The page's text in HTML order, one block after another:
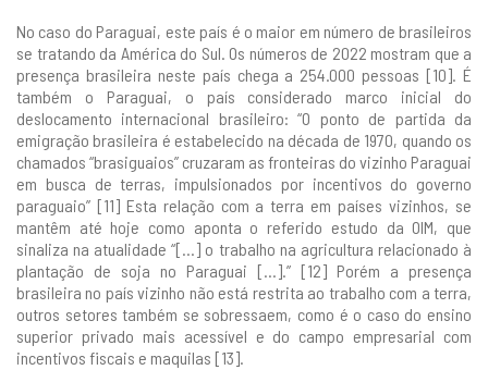
No caso do Paraguai, este país é o maior em número de brasileiros
se tratando da América do Sul. Os números de 2022 mostram que a
presença brasileira neste país chega a 254.000 pessoas [10]. É
também o Paraguai, o país considerado marco inicial do
deslocamento internacional brasileiro: “O ponto de partida da
emigração brasileira é estabelecido na década de 1970, quando os
chamados “brasiguaios” cruzaram as fronteiras do vizinho Paraguai
em busca de terras, impulsionados por incentivos do governo
paraguaio” [11] Esta relação com a terra em países vizinhos, se
mantêm até hoje como aponta o referido estudo da OIM, que
sinaliza na atualidade “[...] o trabalho na agricultura relacionado à
plantação de soja no Paraguai [...].” [12] Porém a presença
brasileira no país vizinho não está restrita ao trabalho com a terra,
outros setores também se sobressaem, como é o caso do ensino
superior privado mais acessível e do campo empresarial com
incentivos fiscais e maquilas [13].